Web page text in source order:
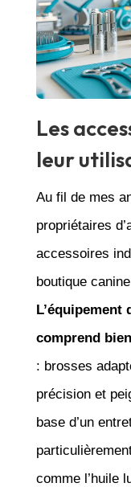
Les
leur
Au fil de mes
propriétaires
accessoires
boutique
comprend
: brosses
précision et
base d’un
comme l’huile